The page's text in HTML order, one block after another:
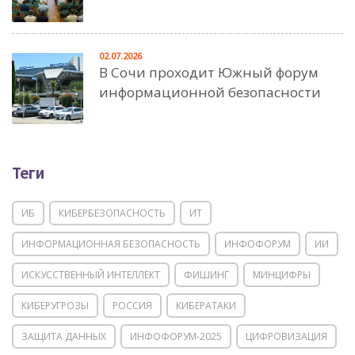
В Сочи проходит Южный форум
информационной безопасности
02.07.2026
Теги
ИБ КИБЕРБЕЗОПАСНОСТЬ ИТ
ИНФОРМАЦИОННАЯ БЕЗОПАСНОСТЬ ИНФОФОРУМ ИИ
ИСКУССТВЕННЫЙ ИНТЕЛЛЕКТ ФИШИНГ МИНЦИФРЫ
КИБЕРУГРОЗЫ РОССИЯ КИБЕРАТАКИ
ЗАЩИТА ДАННЫХ ИНФОФОРУМ-2025 ЦИФРОВИЗАЦИЯ